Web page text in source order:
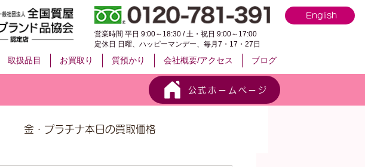
English
営業時間 平日 9:00～18:30 / 土・祝日 9:00～17:00
定休日 日曜、ハッピーマンデー、毎月7・17・27日
取扱品目 お買取り 質預かり 会社概要/アクセス ブログ
公式ホームページ
金・プラチナ本日の買取価格